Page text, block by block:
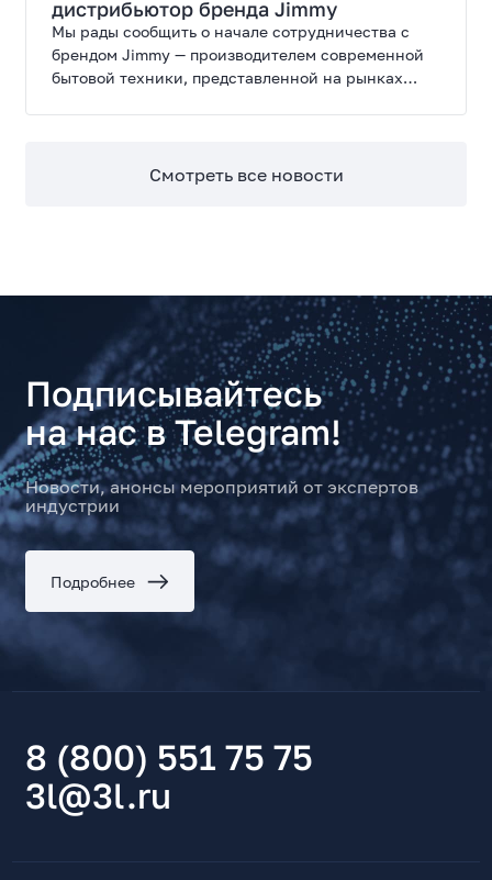
дистрибьютор бренда Jimmy
Мы рады сообщить о начале сотрудничества с
брендом Jimmy — производителем современной
бытовой техники, представленной на рынках
Смотреть все новости
Подписывайтесь
на нас в Telegram!
Новости, анонсы мероприятий от экспертов
индустрии
Подробнее
8 (800) 551 75 75
3l@3l.ru